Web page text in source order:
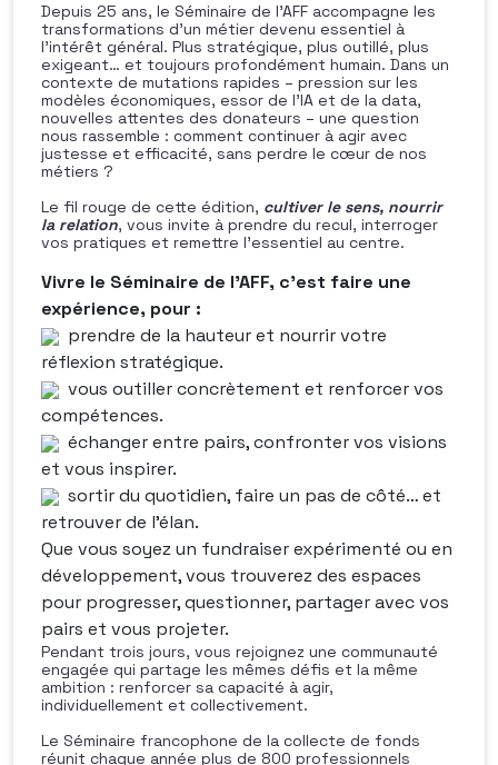
Depuis 25 ans, le Séminaire de l’AFF accompagne les
transformations d’un métier devenu essentiel à
l’intérêt général. Plus stratégique, plus outillé, plus
exigeant… et toujours profondément humain. Dans un
contexte de mutations rapides – pression sur les
modèles économiques, essor de l’IA et de la data,
nouvelles attentes des donateurs – une question
nous rassemble : comment continuer à agir avec
justesse et efficacité, sans perdre le cœur de nos
métiers ?
Le fil rouge de cette édition, cultiver le sens, nourrir
la relation, vous invite à prendre du recul, interroger
vos pratiques et remettre l’essentiel au centre.
Vivre le Séminaire de l’AFF, c’est faire une
expérience, pour :
prendre de la hauteur et nourrir votre
réflexion stratégique.
vous outiller concrètement et renforcer vos
compétences.
échanger entre pairs, confronter vos visions
et vous inspirer.
sortir du quotidien, faire un pas de côté… et
retrouver de l’élan.
Que vous soyez un fundraiser expérimenté ou en
développement, vous trouverez des espaces
pour progresser, questionner, partager avec vos
pairs et vous projeter.
Pendant trois jours, vous rejoignez une communauté
engagée qui partage les mêmes défis et la même
ambition : renforcer sa capacité à agir,
individuellement et collectivement.
Le Séminaire francophone de la collecte de fonds
réunit chaque année plus de 800 professionnels